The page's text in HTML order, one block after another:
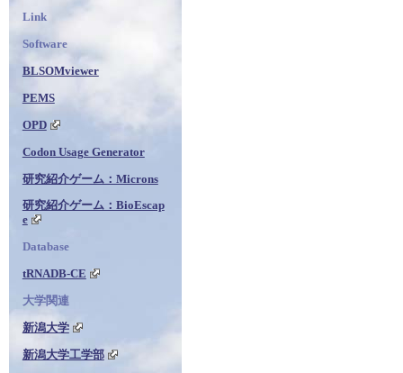
Link
Software
BLSOMviewer
PEMS
OPD
Codon Usage Generator
研究紹介ゲーム：Microns
研究紹介ゲーム：BioEscap
e
Database
tRNADB-CE
大学関連
新潟大学
新潟大学工学部